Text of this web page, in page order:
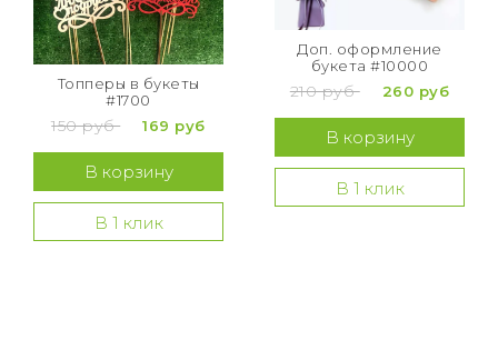
Топперы в букеты
#1700
150 руб 169 руб
В корзину
В 1 клик
Доп. оформление
букета #10000
210 руб 260 руб
В корзину
В 1 клик